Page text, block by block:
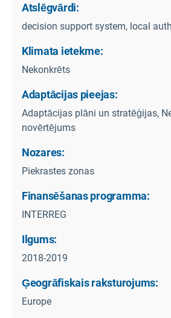
Atslēgvārdi:
decision support system, local
Klimata ietekme:
Nekonkrēts
Adaptācijas pieejas:
Adaptācijas plāni un stratēģijas,
novērtējums
Nozares:
Piekrastes zonas
Finansēšanas programma:
INTERREG
Ilgums:
2018-2019
Ģeogrāfiskais raksturojums:
Europe